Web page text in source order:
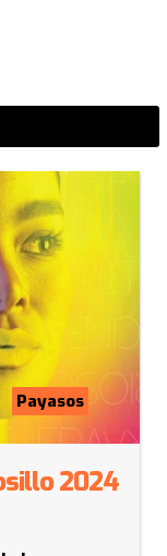
Payasos
2024